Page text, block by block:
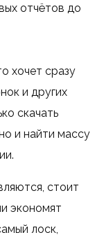
отчётов до
хочет сразу
и других
скачать
и найти массу
стоит
экономят
лоск,